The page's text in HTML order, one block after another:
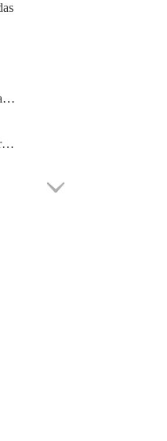
Mini globo de confeti de 5 pulgadas para decoración de pasteles de cumpleaños
Globo de confeti de lentejuelas doradas con relleno de globos transparentes de látex de 12 pulgadas para fiestas